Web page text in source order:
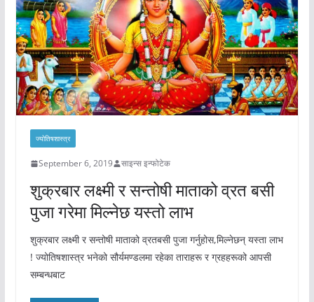
ज्योतिषशास्त्र
September 6, 2019 साइन्स इन्फोटेक
शुक्रबार लक्ष्मी र सन्तोषी माताको व्रत बसी
पुजा गरेमा मिल्नेछ यस्तो लाभ
शुक्रबार लक्ष्मी र सन्तोषी माताको व्रतबसी पुजा गर्नुहोस,मिल्नेछन् यस्ता लाभ
! ज्योतिषशास्त्र भनेको सौर्यमण्डलमा रहेका ताराहरू र ग्रहहरूको आपसी
सम्बन्धबाट